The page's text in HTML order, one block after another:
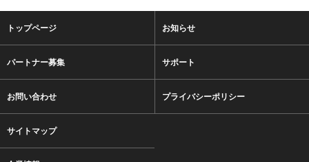
トップページ お知らせ
パートナー募集 サポート
お問い合わせ プライバシーポリシー
サイトマップ